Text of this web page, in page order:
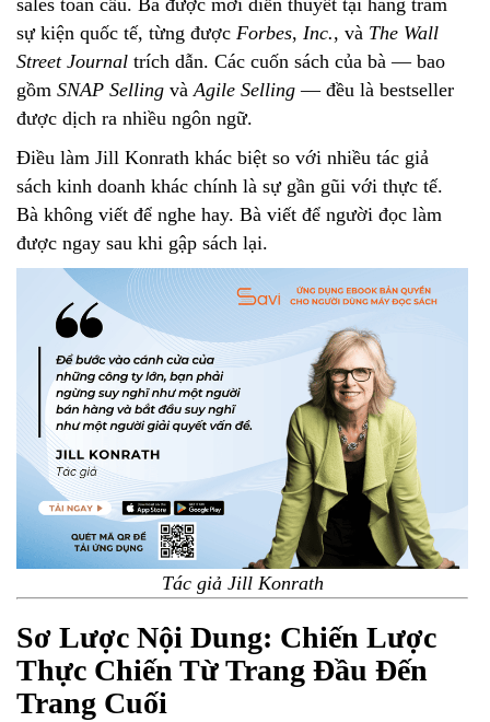
sales toàn cầu. Bà được mời diễn thuyết tại hàng trăm
sự kiện quốc tế, từng được Forbes, Inc., và The Wall
Street Journal trích dẫn. Các cuốn sách của bà — bao
gồm SNAP Selling vàAgile Selling — đều là bestseller
được dịch ra nhiều ngôn ngữ.
Điều làm Jill Konrath khác biệt so với nhiều tác giả
sách kinh doanh khác chính là sự gần gũi với thực tế.
Bà không viết để nghe hay. Bà viết để người đọc làm
được ngay sau khi gập sách lại.
Tác giả Jill Konrath
Sơ Lược Nội Dung: Chiến Lược
Thực Chiến Từ Trang Đầu Đến
Trang Cuối